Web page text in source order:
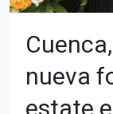
nueva
estate